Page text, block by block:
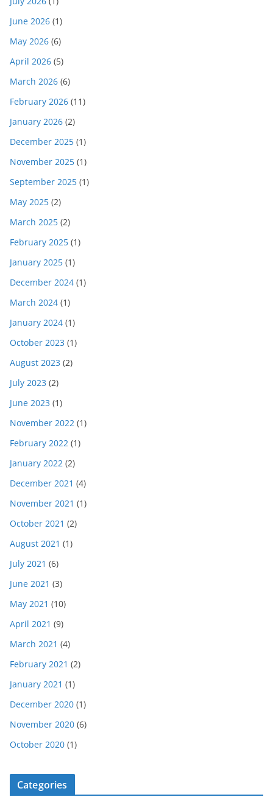
June 2026 (1)
May 2026 (6)
April 2026 (5)
March 2026 (6)
February 2026 (11)
January 2026 (2)
December 2025 (1)
November 2025 (1)
September 2025 (1)
May 2025 (2)
March 2025 (2)
February 2025 (1)
January 2025 (1)
December 2024 (1)
March 2024 (1)
January 2024 (1)
October 2023 (1)
August 2023 (2)
July 2023 (2)
June 2023 (1)
November 2022 (1)
February 2022 (1)
January 2022 (2)
December 2021 (4)
November 2021 (1)
October 2021 (2)
August 2021 (1)
July 2021 (6)
June 2021 (3)
May 2021 (10)
April 2021 (9)
March 2021 (4)
February 2021 (2)
January 2021 (1)
December 2020 (1)
November 2020 (6)
October 2020 (1)
Categories